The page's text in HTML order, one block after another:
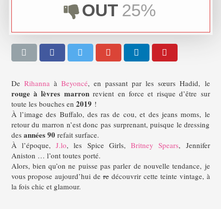
OUT 25%
De Rihanna à Beyoncé, en passant par les sœurs Hadid, le
rouge à lèvres marronrevient en force et risque d’être sur
toute les bouches en 2019 !
À l’image des Buffalo, des ras de cou, et des jeans moms, le
retour du marron n’est donc pas surprenant, puisque le dressing
des années 90 refait surface.
À l’époque, J.lo, les Spice Girls, Britney Spears, Jennifer
Aniston … l’ont toutes porté.
Alors, bien qu’on ne puisse pas parler de nouvelle tendance, je
vous propose aujourd’hui dere découvrir cette teinte vintage, à
la fois chic et glamour.